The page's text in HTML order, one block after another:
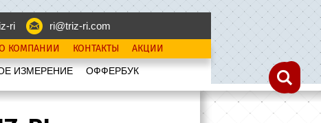
ri ri@triz-ri.com
КОМПАНИИ КОНТАКТЫ АКЦИИ
ИЗМЕРЕНИЕ OФФЕРБУК